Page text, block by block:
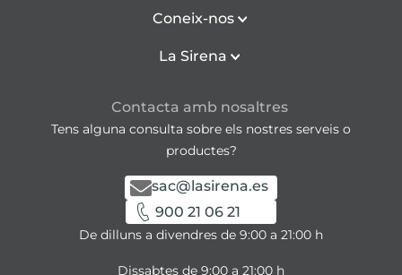
Coneix-nos
La Sirena
Contacta amb nosaltres
Tens alguna consulta sobre els nostres serveis o
productes?
sac@lasirena.es
900 21 06 21
De dilluns a divendres de 9:00 a 21:00 h
Dissabtes de 9:00 a 21:00 h